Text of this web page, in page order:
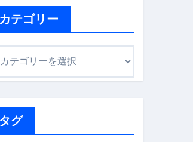
カテゴリー
タグ